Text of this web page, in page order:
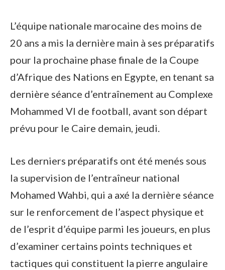
L’équipe nationale marocaine des moins de
20 ans a mis la dernière main à ses préparatifs
pour la prochaine phase finale de la Coupe
d’Afrique des Nations en Egypte, en tenant sa
dernière séance d’entraînement au Complexe
Mohammed VI de football, avant son départ
prévu pour le Caire demain, jeudi.
Les derniers préparatifs ont été menés sous
la supervision de l’entraîneur national
Mohamed Wahbi, qui a axé la dernière séance
sur le renforcement de l’aspect physique et
de l’esprit d’équipe parmi les joueurs, en plus
d’examiner certains points techniques et
tactiques qui constituent la pierre angulaire